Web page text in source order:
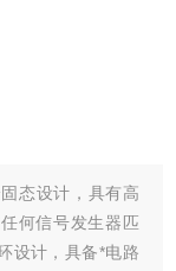
态设计，具有高
何信号发生器匹
设计，具备*电路